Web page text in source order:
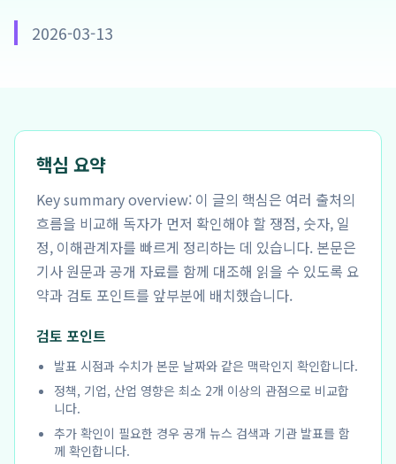
2026-03-13
핵심 요약
Key summary overview: 이 글의 핵심은 여러 출처의
흐름을 비교해 독자가 먼저 확인해야 할 쟁점, 숫자, 일
정, 이해관계자를 빠르게 정리하는 데 있습니다. 본문은
기사 원문과 공개 자료를 함께 대조해 읽을 수 있도록 요
약과 검토 포인트를 앞부분에 배치했습니다.
검토 포인트
발표 시점과 수치가 본문 날짜와 같은 맥락인지 확인합니다.
정책, 기업, 산업 영향은 최소 2개 이상의 관점으로 비교합
니다.
추가 확인이 필요한 경우 공개 뉴스 검색과 기관 발표를 함
께 확인합니다.